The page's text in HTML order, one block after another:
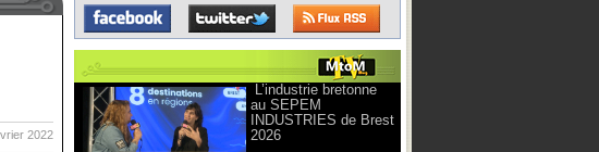
2022
L’industrie bretonne
au SEPEM
INDUSTRIES de Brest
2026